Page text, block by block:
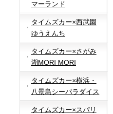
マーランド
タイムズカー×西武園
ゆうえんち
タイムズカー×さがみ
湖MORI MORI
タイムズカー×横浜・
八景島シーパラダイス
タイムズカー×スパリ